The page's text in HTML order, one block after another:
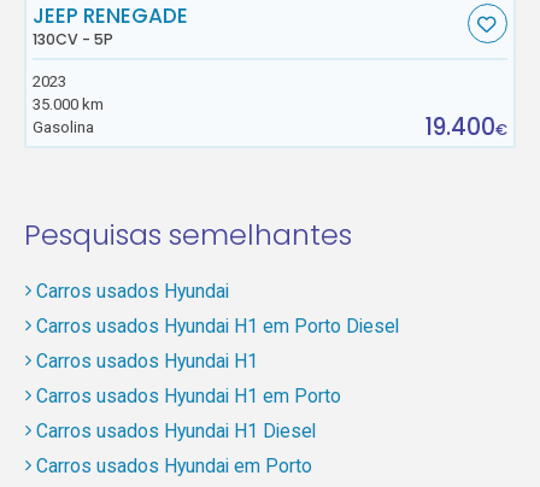
JEEP RENEGADE
130CV - 5P
2023
35.000 km
Gasolina
19.400€
Pesquisas semelhantes
Carros usados Hyundai
Carros usados Hyundai H1 em Porto Diesel
Carros usados Hyundai H1
Carros usados Hyundai H1 em Porto
Carros usados Hyundai H1 Diesel
Carros usados Hyundai em Porto